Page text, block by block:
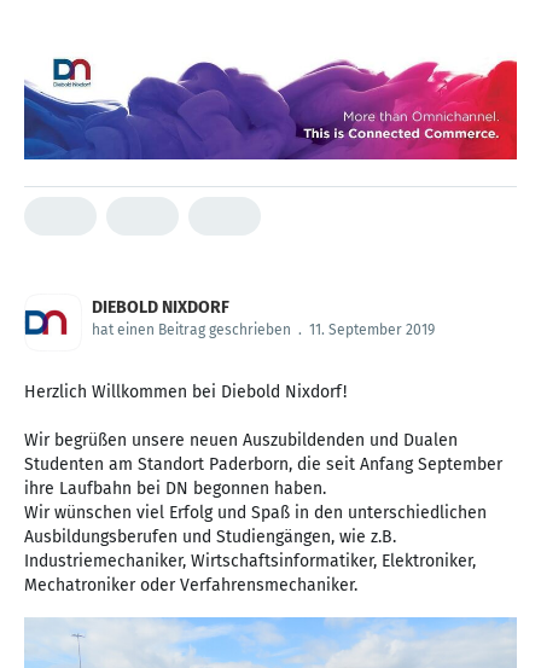
DIEBOLD NIXDORF
hat einen Beitrag geschrieben . 11. September 2019
Herzlich Willkommen bei Diebold Nixdorf!
Wir begrüßen unsere neuen Auszubildenden und Dualen
Studenten am Standort Paderborn, die seit Anfang September
ihre Laufbahn bei DN begonnen haben.
Wir wünschen viel Erfolg und Spaß in den unterschiedlichen
Ausbildungsberufen und Studiengängen, wie z.B.
Industriemechaniker, Wirtschaftsinformatiker, Elektroniker,
Mechatroniker oder Verfahrensmechaniker.